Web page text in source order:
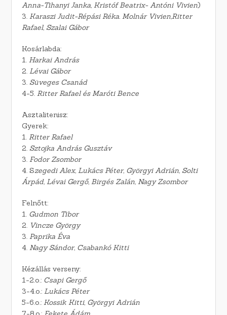
Anna-Tihanyi Janka, Kristóf Beatrix- Antóni Vivien)
3.Karaszi Judit-Répási Réka. Molnár Vivien,Ritter
Rafael, Szalai Gábor
Kosárlabda:
1.Harkai András
2.Lévai Gábor
3.Süveges Csanád
4-5.Ritter Rafael és Maróti Bence
Asztalitenisz:
Gyerek:
1.Ritter Rafael
2.Sztojka András Gusztáv
3.Fodor Zsombor
4. Szegedi Alex, Lukács Péter, Györgyi Adrián, Solti
Árpád, Lévai Gergő, Birgés Zalán, Nagy Zsombor
Felnőtt:
1. Gudmon Tibor
2. Vincze György
3.Paprika Éva
4.Nagy Sándor, Csabankó Kitti
Kézállás verseny:
1-2.o.: Csapi Gergő
3-4.o.:Lukács Péter
5-6.o.:Kossik Kitti, Györgyi Adrián